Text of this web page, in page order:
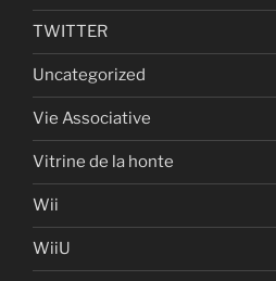
TWITTER
Uncategorized
Vie Associative
Vitrine de la honte
Wii
WiiU